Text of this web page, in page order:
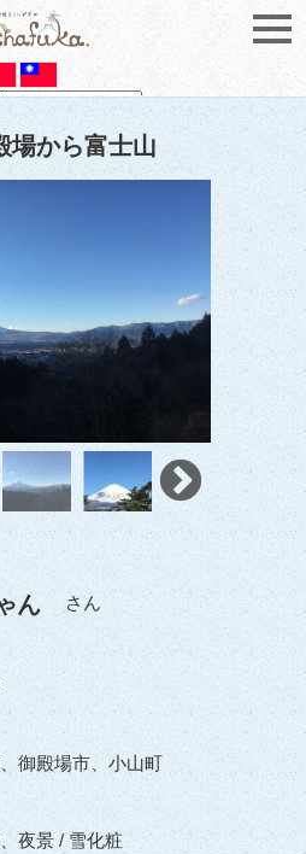
by Translate
場から富士山
ん さん
御殿場市、小山町
夜景 / 雪化粧